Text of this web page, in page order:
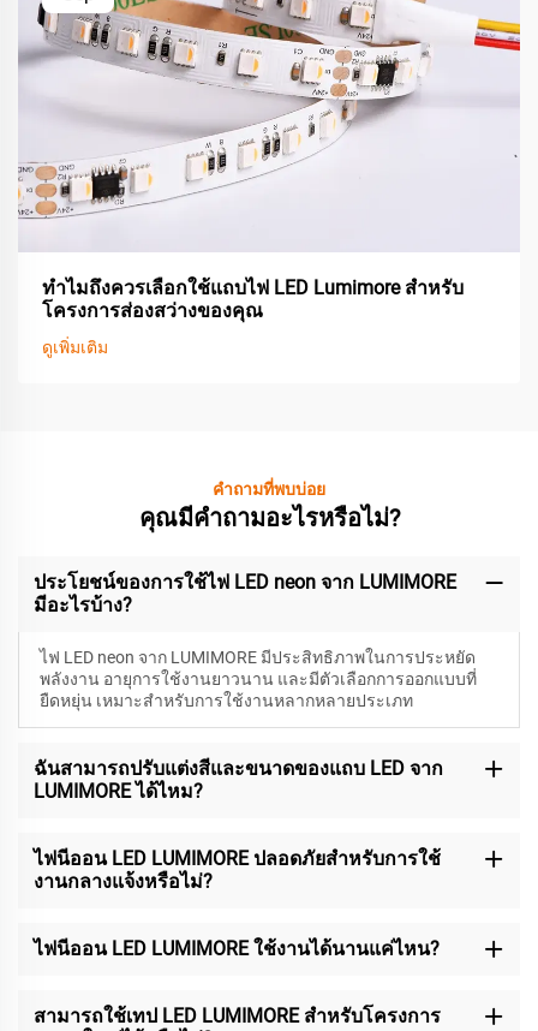
ทำไมถึงควรเลือกใช้แถบไฟ LED Lumimore สำหรับ
โครงการส่องสว่างของคุณ
ดูเพิ่มเติม
คำถามที่พบบ่อย
คุณมีคำถามอะไรหรือไม่?
ประโยชน์ของการใช้ไฟ LED neon จาก LUMIMORE
มีอะไรบ้าง?
ไฟ LED neon จาก LUMIMORE มีประสิทธิภาพในการประหยัด
พลังงาน อายุการใช้งานยาวนาน และมีตัวเลือกการออกแบบที่
ยืดหยุ่น เหมาะสำหรับการใช้งานหลากหลายประเภท
ฉันสามารถปรับแต่งสีและขนาดของแถบ LED จาก
LUMIMORE ได้ไหม?
ไฟนีออน LED LUMIMORE ปลอดภัยสำหรับการใช้
งานกลางแจ้งหรือไม่?
ไฟนีออน LED LUMIMORE ใช้งานได้นานแค่ไหน?
สามารถใช้เทป LED LUMIMORE สำหรับโครงการ